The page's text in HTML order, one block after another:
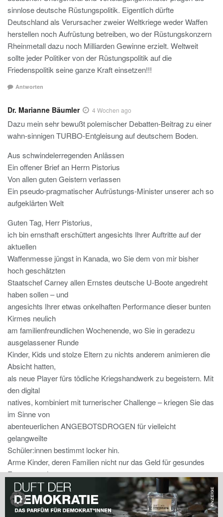
sinnlose deutsche Rüstungspolitik. Eigentlich dürfte
Deutschland als Verursacher zweier Weltkriege weder Waffen
herstellen noch Aufrüstung betreiben, wo der Rüstungskonzern
Rheinmetall dazu noch Milliarden Gewinne erzielt. Weltweit
sollte jeder Politiker von der Rüstungspolitik auf die
Friedenspolitik seine ganze Kraft einsetzen!!!
Antworten
Dr. Marianne Bäumler 4 Wochen ago
Dazu mein sehr bewußt polemischer Debatten-Beitrag zu einer
wahn-sinnigen TURBO-Entgleisung auf deutschem Boden.
Aus schwindelerregenden Anlässen
Ein offener Brief an Herrn Pistorius
Von allen guten Geistern verlassen
Ein pseudo-pragmatischer Aufrüstungs-Minister unserer ach so
aufgeklärten Welt
Guten Tag, Herr Pistorius,
ich bin ernsthaft erschüttert angesichts Ihrer Auftritte auf der
aktuellen
Waffenmesse jüngst in Kanada, wo Sie dem von mir bisher
hoch geschätzten
Staatschef Carney allen Ernstes deutsche U-Boote angedreht
haben sollen – und
angesichts Ihrer etwas onkelhaften Performance dieser bunten
Kirmes neulich
am familienfreundlichen Wochenende, wo Sie in geradezu
ausgelassener Runde
Kinder, Kids und stolze Eltern zu nichts anderem animieren die
Absicht hatten,
als neue Player fürs tödliche Kriegshandwerk zu begeistern. Mit
den digital
natives, kombiniert mit turnerischer Challenge – kriegen Sie das
im Sinne von
abenteuerlichen ANGEBOTSDROGEN für vielleicht
gelangweilte
Schüler:innen bestimmt locker hin.
Arme Kinder, deren Familien nicht nur das Geld für gesundes
Essen, sondern
auch fürs vernünftig aufbauende Freizeit-Gestalten schon lange,
aber nach
neusten Regierungsplänen finanziell dank der lukrativen